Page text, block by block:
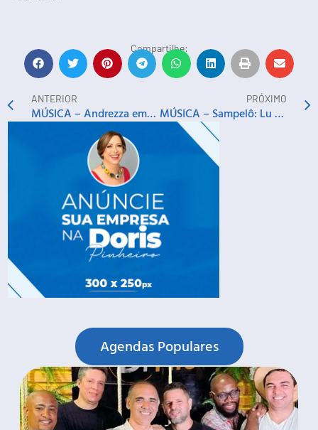
Compartilhe:
ANTERIOR
MÚSICA – Andrezza em ‘Gal Pra Dançar’
PRÓXIMO
MÚSICA – Sampelô: Lu Costa, Alex Maxx e Patrulha do Samba
Agendas Populares